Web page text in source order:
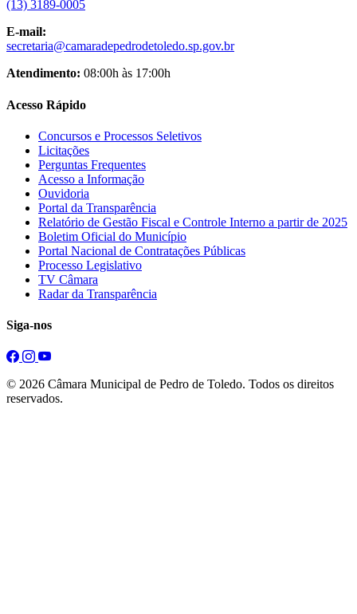
(13) 3189-0005
E-mail:
secretaria@camaradepedrodetoledo.sp.gov.br
Atendimento: 08:00h às 17:00h
Acesso Rápido
Concursos e Processos Seletivos
Licitações
Perguntas Frequentes
Acesso a Informação
Ouvidoria
Portal da Transparência
Relatório de Gestão Fiscal e Controle Interno a partir de 2025
Boletim Oficial do Município
Portal Nacional de Contratações Públicas
Processo Legislativo
TV Câmara
Radar da Transparência
Siga-nos
© 2026 Câmara Municipal de Pedro de Toledo. Todos os direitos
reservados.